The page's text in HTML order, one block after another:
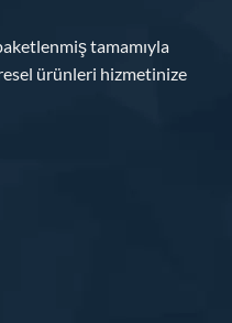
tamamıyla
ürünleri hizmetinize